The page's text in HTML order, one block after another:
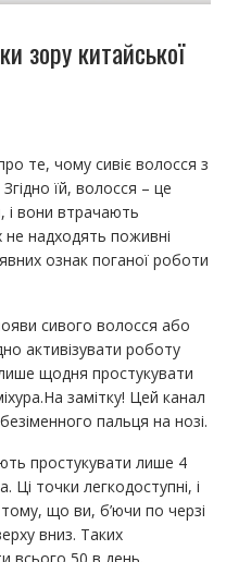
зору китайської
те, чому сивіє волосся з
їй, волосся – це
і вони втрачають
надходять поживні
ознак поганої роботи
сивого волосся або
активізувати роботу
щодня простукувати
замітку! Цей канал
пальця на нозі.
простукувати лише 4
Ці точки легкодоступні, і
що ви, б’ючи по черзі
вниз. Таких